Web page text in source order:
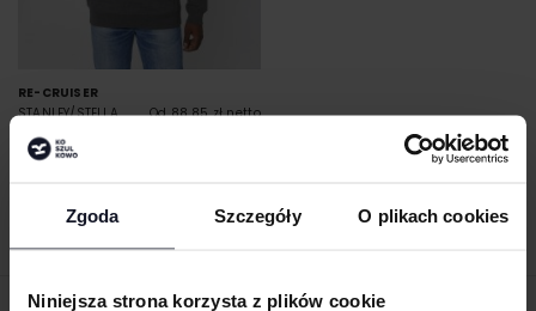
Zgoda Szczegóły O plikach cookies
Niniejsza strona korzysta z plików cookie
RE-CRUISER
STANLEY/STELLA
Od 88.85 zł netto